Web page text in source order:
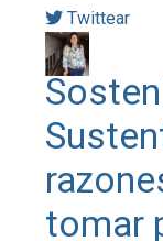
Twittear
tomar